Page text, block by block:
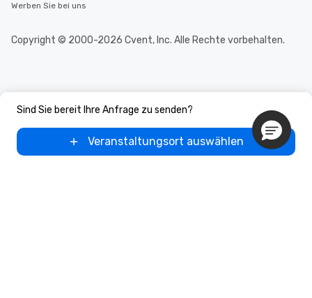
Sind Sie bereit Ihre Anfrage zu senden?
Veranstaltungsort auswählen
Werben Sie bei uns
Copyright © 2000-2026 Cvent, Inc. Alle Rechte vorbehalten.